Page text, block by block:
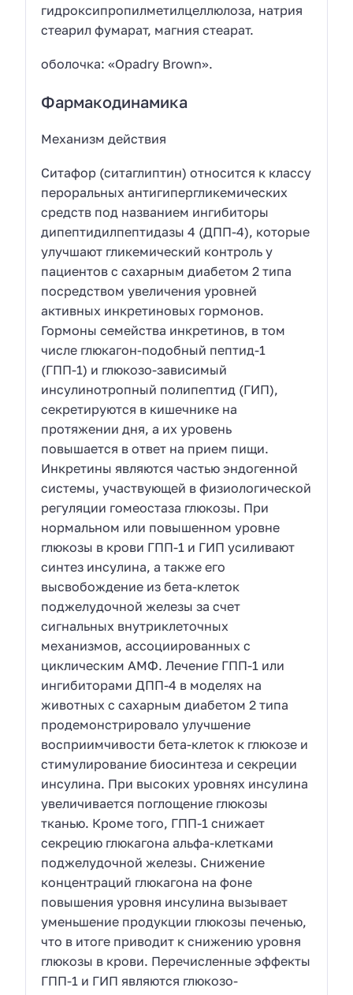
гидроксипропилметилцеллюлоза, натрия
стеарил фумарат, магния стеарат.
оболочка: «Opadry Brown».
Фармакодинамика
Механизм действия
Ситафор (ситаглиптин) относится к классу
пероральных антигипергликемических
средств под названием ингибиторы
дипептидилпептидазы 4 (ДПП-4), которые
улучшают гликемический контроль у
пациентов с сахарным диабетом 2 типа
посредством увеличения уровней
активных инкретиновых гормонов.
Гормоны семейства инкретинов, в том
числе глюкагон-подобный пептид-1
(ГПП-1) и глюкозо-зависимый
инсулинотропный полипептид (ГИП),
секретируются в кишечнике на
протяжении дня, а их уровень
повышается в ответ на прием пищи.
Инкретины являются частью эндогенной
системы, участвующей в физиологической
регуляции гомеостаза глюкозы. При
нормальном или повышенном уровне
глюкозы в крови ГПП-1 и ГИП усиливают
синтез инсулина, а также его
высвобождение из бета-клеток
поджелудочной железы за счет
сигнальных внутриклеточных
механизмов, ассоциированных с
циклическим АМФ. Лечение ГПП-1 или
ингибиторами ДПП-4 в моделях на
животных с сахарным диабетом 2 типа
продемонстрировало улучшение
восприимчивости бета-клеток к глюкозе и
стимулирование биосинтеза и секреции
инсулина. При высоких уровнях инсулина
увеличивается поглощение глюкозы
тканью. Кроме того, ГПП-1 снижает
секрецию глюкагона альфа-клетками
поджелудочной железы. Снижение
концентраций глюкагона на фоне
повышения уровня инсулина вызывает
уменьшение продукции глюкозы печенью,
что в итоге приводит к снижению уровня
глюкозы в крови. Перечисленные эффекты
ГПП-1 и ГИП являются глюкозо-